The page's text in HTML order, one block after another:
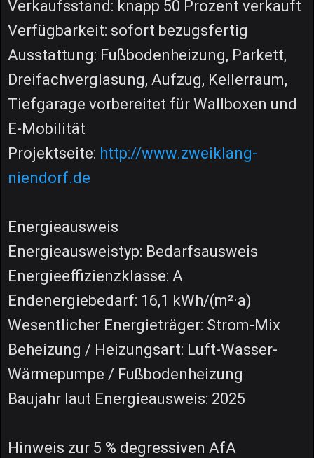
Verkaufsstand: knapp 50 Prozent verkauft
Verfügbarkeit: sofort bezugsfertig
Ausstattung: Fußbodenheizung, Parkett,
Dreifachverglasung, Aufzug, Kellerraum,
Tiefgarage vorbereitet für Wallboxen und
E-Mobilität
Projektseite: http://www.zweiklang-
niendorf.de
Energieausweis
Energieausweistyp: Bedarfsausweis
Energieeffizienzklasse: A
Endenergiebedarf: 16,1 kWh/(m²·a)
Wesentlicher Energieträger: Strom-Mix
Beheizung / Heizungsart: Luft-Wasser-
Wärmepumpe / Fußbodenheizung
Baujahr laut Energieausweis: 2025
Hinweis zur 5 % degressiven AfA